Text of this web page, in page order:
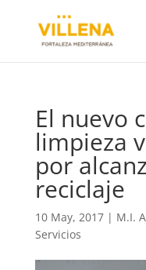
El nuevo
limpieza
por
reciclaje
10 May, 2017| M.I.
Servicios